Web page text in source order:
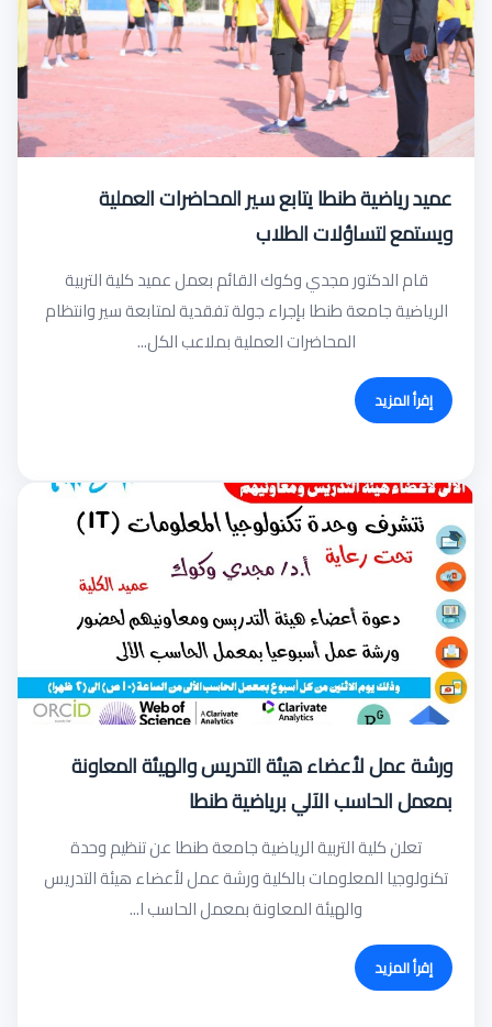
عميد رياضية طنطا يتابع سير المحاضرات العملية
ويستمع لتساؤلات الطلاب
قام الدكتور مجدي وكوك القائم بعمل عميد كلية التربية
الرياضية جامعة طنطا بإجراء جولة تفقدية لمتابعة سير وانتظام
المحاضرات العملية بملاعب الكل...
إقرأ المزيد
ورشة عمل لأعضاء هيئة التدريس والهيئة المعاونة
بمعمل الحاسب الآلي برياضية طنطا
تعلن كلية التربية الرياضية جامعة طنطا عن تنظيم وحدة
تكنولوجيا المعلومات بالكلية ورشة عمل لأعضاء هيئة التدريس
والهيئة المعاونة بمعمل الحاسب ا...
إقرأ المزيد